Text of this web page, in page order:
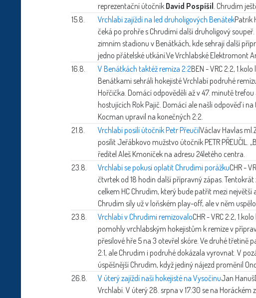
reprezentační útočník David Pospíšil . Chrudim
15.8.
Vrchlabí zajíždí na led druholigových BenátekPatrik
čeká po prohře s Chrudimí další druholigový
zimním stadionu v Benátkách, kde sehrají další
jedno přátelské utkání.Ve Vrchlabské Elektromont
16.8.
V Benátkách taktéž remíza 2:2BEN - VRC 2:2,
Benátkami sehráli hokejisté Vrchlabí podruhé
Hořčička. Domácí odpověděli až v 47. minutě
hostujících Rok Pajič. Domácí ale našli odpověď i
Kocman upravil na konečných 2:2.
21.8.
Vrchlabí posílí útočník Petr PřeučilVáclav Havlas ml.
posílit Jeřábkovo mužstvo útočník PETR PŘEUČIL.
ředitel Aleš Kmoníček na adresu 24letého centra.
23.8.
Vrchlabí se pokusí oplatit Chrudimi porážkuCHR -
čtvrtek od 18 hodin další přípravný zápas.
celkem HC Chrudim, který bude patřit mezi
Chrudim síly už v loňském play-off, ale v něm
23.8.
Vrchlabí v Chrudimi remizovaloCHR - VRC 2:2,
pomohly vrchlabským hokejistům k remíze v
přesilové hře 5 na 3 otevřel skóre. Ve druhé třetině
2:1, ale Chrudim i podruhé dokázala vyrovnat. V
úspěšnější Chrudim, když jediný nájezd proměnil
26.8.
V úterý zajíždí naši hokejisté na VysočinuJan Hanuš
Vrchlabí. V úterý 28. srpna v 17:30 se na